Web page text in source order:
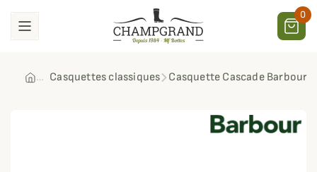
0
Casquettes classiques Casquette Cascade Barbour